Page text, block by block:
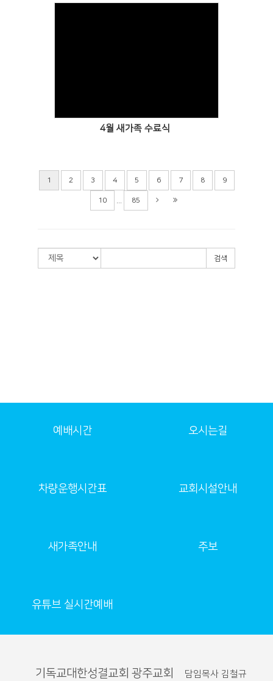
4월 새가족 수료식
1 2 3 4 5 6 7 8 9
10 85
검색
예배시간 오시는길
차량운행시간표 교회시설안내
새가족안내 주보
유튜브 실시간예배
기독교대한성결교회 광주교회 담임목사 김철규